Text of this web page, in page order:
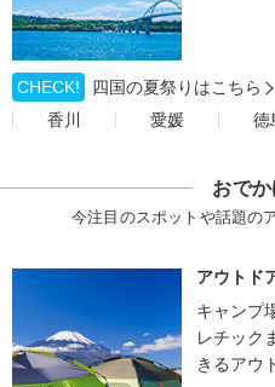
CHECK!
四国の夏祭りはこちら
香川
愛媛 徳
おで
今注目のスポットや話題の
アウトド
キャンプ
レチック
きるアウ